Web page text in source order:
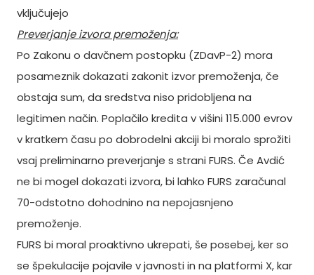
vključujejo
Preverjanje izvora premoženja:
Po Zakonu o davčnem postopku (ZDavP-2) mora
posameznik dokazati zakonit izvor premoženja, če
obstaja sum, da sredstva niso pridobljena na
legitimen način. Poplačilo kredita v višini 115.000 evrov
v kratkem času po dobrodelni akciji bi moralo sprožiti
vsaj preliminarno preverjanje s strani FURS. Če Avdić
ne bi mogel dokazati izvora, bi lahko FURS zaračunal
70-odstotno dohodnino na nepojasnjeno
premoženje.
FURS bi moral proaktivno ukrepati, še posebej, ker so
se špekulacije pojavile v javnosti in na platformi X, kar